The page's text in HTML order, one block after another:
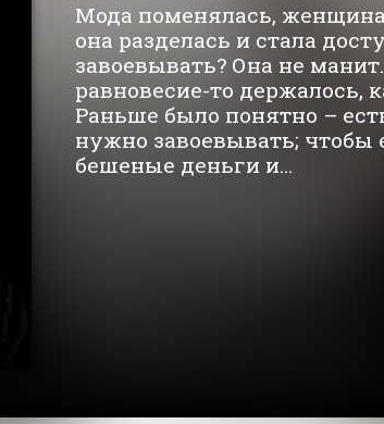
Мода поменялась, женщина
она разделась и стала
завоевывать? Она не
равновесие-то держалось,
Раньше было понятно –
нужно завоевывать;
бешеные деньги и...